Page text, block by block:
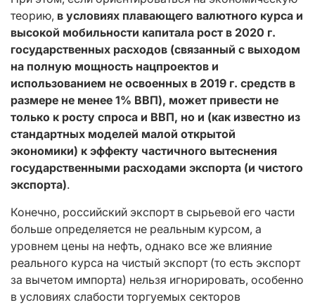
теорию, в условиях плавающего валютного курса и
высокой мобильности капитала рост в 2020 г.
государственных расходов (связанный с выходом
на полную мощность нацпроектов и
использованием не освоенных в 2019 г. средств в
размере не менее 1% ВВП), может привести не
только к росту спроса и ВВП, но и (как известно из
стандартных моделей малой открытой
экономики) к эффекту частичного вытеснения
государственными расходами экспорта (и чистого
экспорта).
Конечно, российский экспорт в сырьевой его части
больше определяется не реальным курсом, а
уровнем цены на нефть, однако все же влияние
реального курса на чистый экспорт (то есть экспорт
за вычетом импорта) нельзя игнорировать, особенно
в условиях слабости торгуемых секторов